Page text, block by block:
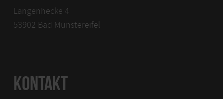
Langenhecke 4
53902 Bad Münstereifel
KONTAKT